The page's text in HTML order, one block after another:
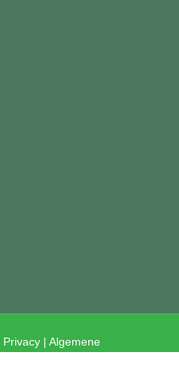
Privacy| Algemene